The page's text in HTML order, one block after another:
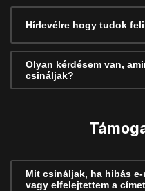
Hírlevélre hogy tudok
Olyan kérdésem van,
csináljak?
Mit csináljak, ha hibás
vagy elfelejtettem a